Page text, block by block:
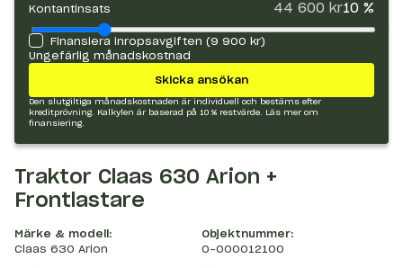
Kontantinsats 44 600 kr10 %
Finansiera inropsavgiften (9 900 kr)
Ungefärlig månadskostnad
Skicka ansökan
Den slutgiltiga månadskostnaden är individuell och bestäms efter
kreditprövning. Kalkylen är baserad på 10 % restvärde.
Läs mer om
finansiering.
Traktor Claas 630 Arion +
Frontlastare
Märke & modell:
Claas 630 Arion
Objektnummer:
O-000012100